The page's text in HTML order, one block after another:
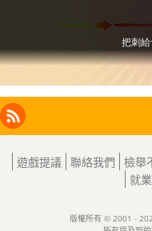
Facebook
Instagram
X
LinkedIn
RSS
遊戲提議 聯絡我們 檢舉
就
版權所有 © 2001 -